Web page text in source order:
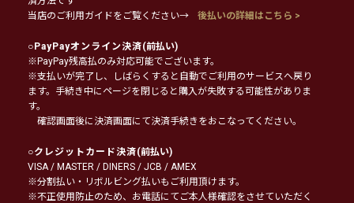
当店のご利用ガイドをご覧ください→
後払いの詳細はこちら >
○PayPayオンライン決済(前払い)
※PayPay残高払のみ対応可能でございます。
※支払いが完了し、しばらくすると自動でご利用のサービスへ戻り
ます。手続き中にページを閉じると購入が失敗する可能性がありま
す。
確認画面後に決済画面にて決済手続きをおこなってください。
○クレジットカード決済(前払い)
VISA / MASTER / DINERS / JCB / AMEX
※分割払い・リボルビング払いもご利用頂けます。
※不正使用防止のため、お電話にてご本人様確認をさせていただく